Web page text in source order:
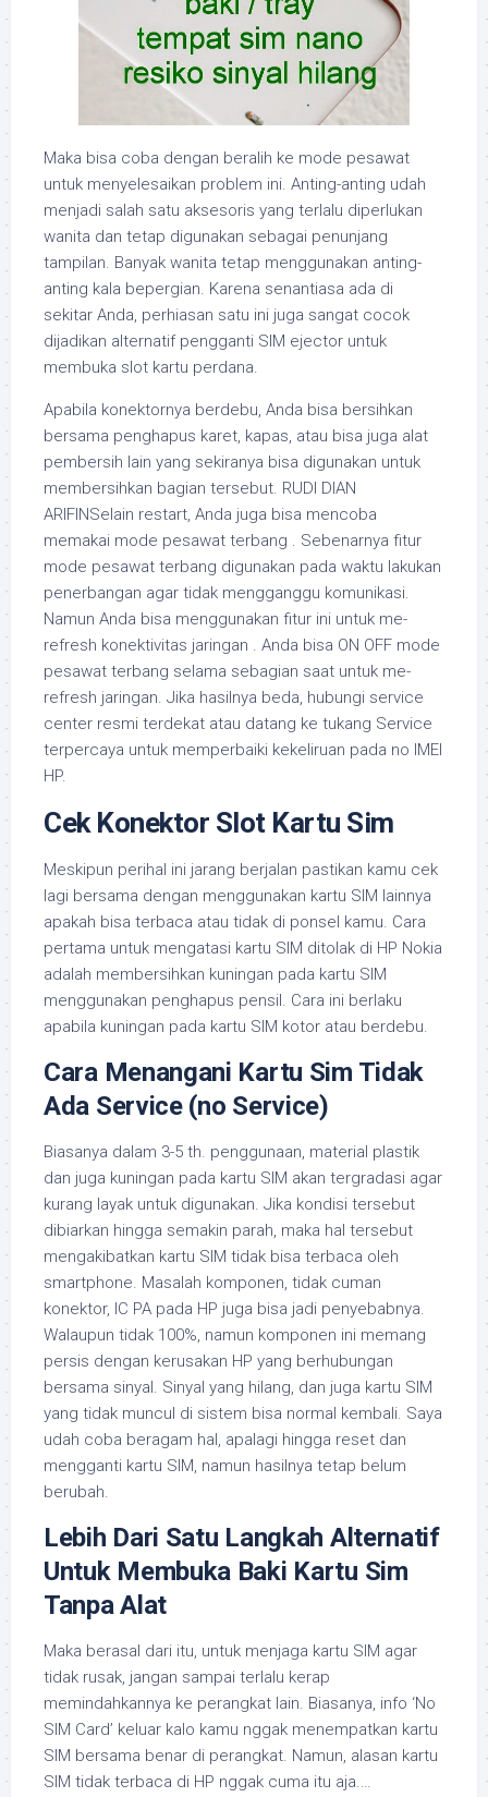
Maka bisa coba dengan beralih ke mode pesawat
untuk menyelesaikan problem ini. Anting-anting udah
menjadi salah satu aksesoris yang terlalu diperlukan
wanita dan tetap digunakan sebagai penunjang
tampilan. Banyak wanita tetap menggunakan anting-
anting kala bepergian. Karena senantiasa ada di
sekitar Anda, perhiasan satu ini juga sangat cocok
dijadikan alternatif pengganti SIM ejector untuk
membuka slot kartu perdana.
Apabila konektornya berdebu, Anda bisa bersihkan
bersama penghapus karet, kapas, atau bisa juga alat
pembersih lain yang sekiranya bisa digunakan untuk
membersihkan bagian tersebut. RUDI DIAN
ARIFINSelain restart, Anda juga bisa mencoba
memakai mode pesawat terbang . Sebenarnya fitur
mode pesawat terbang digunakan pada waktu lakukan
penerbangan agar tidak mengganggu komunikasi.
Namun Anda bisa menggunakan fitur ini untuk me-
refresh konektivitas jaringan . Anda bisa ON OFF mode
pesawat terbang selama sebagian saat untuk me-
refresh jaringan. Jika hasilnya beda, hubungi service
center resmi terdekat atau datang ke tukang Service
terpercaya untuk memperbaiki kekeliruan pada no IMEI
HP.
Cek Konektor Slot Kartu Sim
Meskipun perihal ini jarang berjalan pastikan kamu cek
lagi bersama dengan menggunakan kartu SIM lainnya
apakah bisa terbaca atau tidak di ponsel kamu. Cara
pertama untuk mengatasi kartu SIM ditolak di HP Nokia
adalah membersihkan kuningan pada kartu SIM
menggunakan penghapus pensil. Cara ini berlaku
apabila kuningan pada kartu SIM kotor atau berdebu.
Cara Menangani Kartu Sim Tidak
Ada Service (no Service)
Biasanya dalam 3-5 th. penggunaan, material plastik
dan juga kuningan pada kartu SIM akan tergradasi agar
kurang layak untuk digunakan. Jika kondisi tersebut
dibiarkan hingga semakin parah, maka hal tersebut
mengakibatkan kartu SIM tidak bisa terbaca oleh
smartphone. Masalah komponen, tidak cuman
konektor, IC PA pada HP juga bisa jadi penyebabnya.
Walaupun tidak 100%, namun komponen ini memang
persis dengan kerusakan HP yang berhubungan
bersama sinyal. Sinyal yang hilang, dan juga kartu SIM
yang tidak muncul di sistem bisa normal kembali. Saya
udah coba beragam hal, apalagi hingga reset dan
mengganti kartu SIM, namun hasilnya tetap belum
berubah.
Lebih Dari Satu Langkah Alternatif
Untuk Membuka Baki Kartu Sim
Tanpa Alat
Maka berasal dari itu, untuk menjaga kartu SIM agar
tidak rusak, jangan sampai terlalu kerap
memindahkannya ke perangkat lain. Biasanya, info ‘No
SIM Card’ keluar kalo kamu nggak menempatkan kartu
SIM bersama benar di perangkat. Namun, alasan kartu
SIM tidak terbaca di HP nggak cuma itu aja.…